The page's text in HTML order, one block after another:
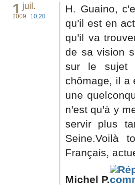
1juil.
2009 10:20
H. Guaino,
qu'il est en
qu'il va
de sa vision
sur le sujet
chômage, il a
une
n'est qu'à y
servir plus
Seine.Voilà
Français,
Michel P.